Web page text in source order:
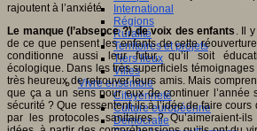
International
Régions
Ruralité
Territoires et projets
Tiers lieux
Villes
Vivre ensemble
Citoyenneté
Culture européenne
Démocratie
rajoutent à l’anxiété.
Le manque (l’absence ?) de voix des enfants . Il
de ce que pensent les enfants de cette
conditionne aussi leur futur, qu’il soit
écologique. Dans les très superficiels
très heureux de retrouver leurs amis. Mais
que ça a un sens pour eux de continuer l’année
sécurité ? Que ressentent-ils à l’idée de faire
par les protocoles sanitaires ? Qu’aimeraient-